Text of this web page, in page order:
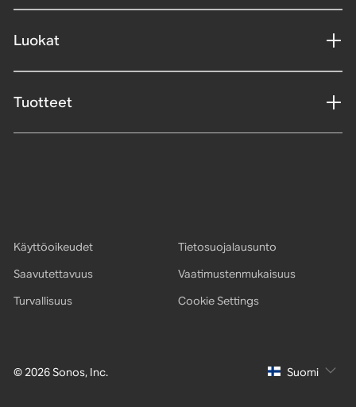
Luokat
Tuotteet
© 2026 Sonos, Inc.
Käyttöoikeudet
Tietosuojalausunto
Saavutettavuus
Vaatimustenmukaisuus
Turvallisuus
Cookie Settings
Suomi